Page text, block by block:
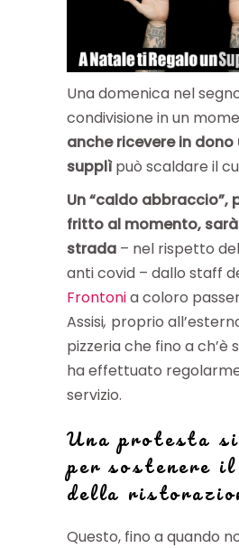
Una domenica nel
condivisione in un
anche ricevere in
supplìpuò scaldare il
Un “caldo abbraccio”,
fritto al momento,
strada – nel rispetto
anti covid – dallo staff
Frontonia coloro
Assisi, proprio
pizzeria che fino a ch’è
ha effettuato
servizio.
Una protesta
per sostenere il
della
Questo, fino a quando